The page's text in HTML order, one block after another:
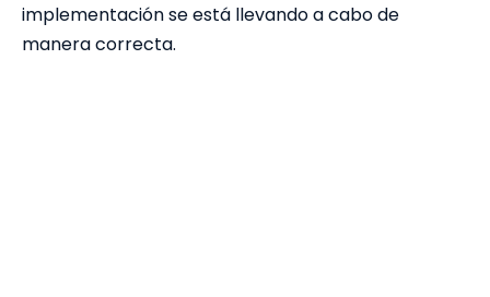
implementación se está llevando a cabo de
manera correcta.